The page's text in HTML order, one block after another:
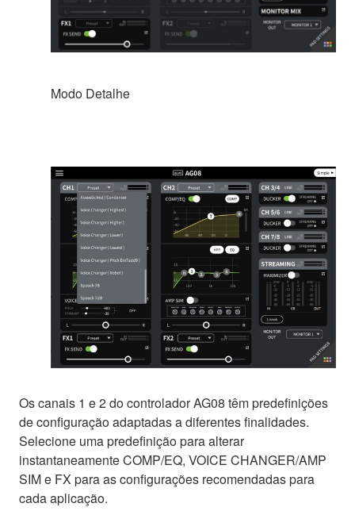
Modo Detalhe
Os canais 1 e 2 do controlador AG08 têm predefinições
de configuração adaptadas a diferentes finalidades.
Selecione uma predefinição para alterar
instantaneamente COMP/EQ, VOICE CHANGER/AMP
SIM e FX para as configurações recomendadas para
cada aplicação.